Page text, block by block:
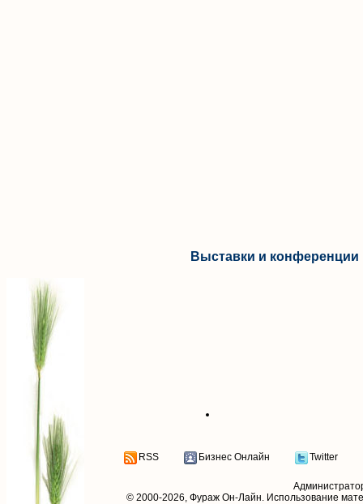
Выставки и конференции
RSS Бизнес Онлайн Twitter
© 2000-2026, Фураж Он-Лайн. Использование